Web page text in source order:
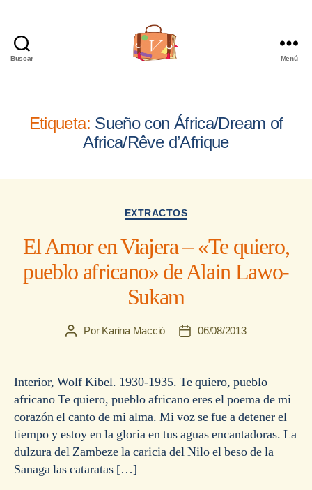
Buscar Menú
Etiqueta: Sueño con África/Dream of
Africa/Rêve d’Afrique
Categorías
EXTRACTOS
El Amor en Viajera – «Te quiero,
pueblo africano» de Alain Lawo-
Sukam
Autor
entrada
Por Karina Macció
Fecha
entrada
06/08/2013
Interior, Wolf Kibel. 1930-1935. Te quiero, pueblo
africano Te quiero, pueblo africano eres el poema de mi
corazón el canto de mi alma. Mi voz se fue a detener el
tiempo y estoy en la gloria en tus aguas encantadoras. La
dulzura del Zambeze la caricia del Nilo el beso de la
Sanaga las cataratas […]